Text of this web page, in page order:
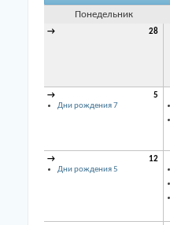
Понедельник
→ 28
→
5
Дни рождения 7
→
12
Дни рождения 5